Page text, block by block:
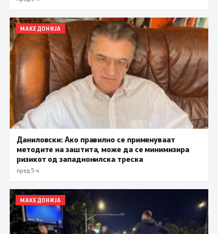
МАКЕДОНИЈА
Даниловски: Ако правилно се применуваат
методите на заштита, може да се минимизира
ризикот од западнонилска треска
пред 5 ч.
МАКЕДОНИЈА